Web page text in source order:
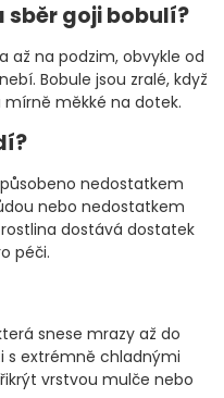
sběr goji bobulí?
až na podzim, obvykle od
Bobule jsou zralé, když
měkké na dotek.
nedostatkem
nebo nedostatkem
dostává dostatek
péči.
snese mrazy až do
s extrémně chladnými
vrstvou mulče nebo